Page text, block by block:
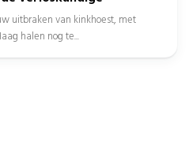
uitbraken van kinkhoest, met
halen nog te...